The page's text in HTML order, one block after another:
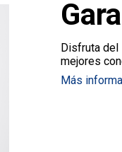
Disfruta del
mejores
Más